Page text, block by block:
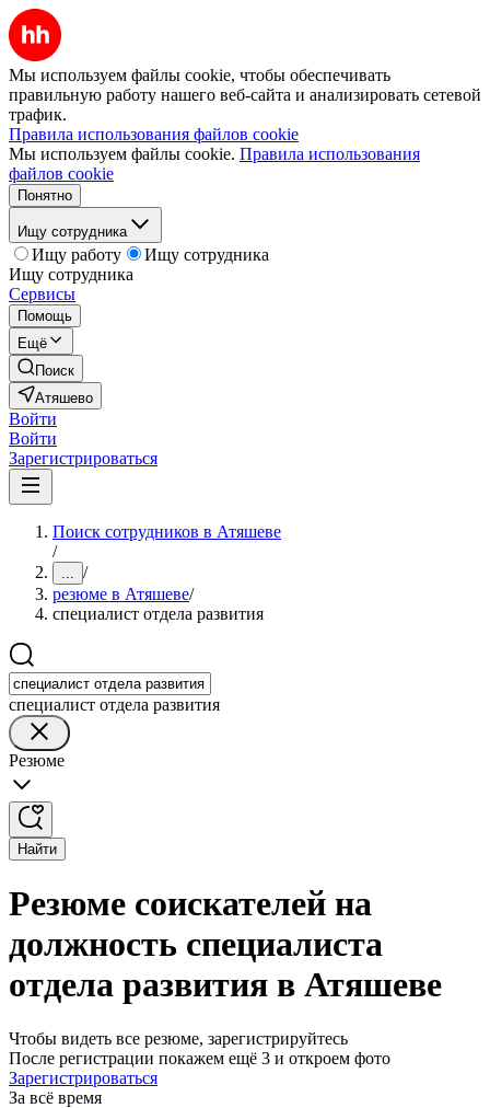
Мы используем файлы cookie, чтобы обеспечивать
правильную работу нашего веб-сайта и анализировать сетевой
трафик.
Правила использования файлов cookie
Мы используем файлы cookie. Правила использования
файлов cookie
Понятно
Ищу сотрудника
Ищу работу
Ищу сотрудника
Ищу сотрудника
Сервисы
Помощь
Ещё
Поиск
Атяшево
Войти
Войти
Зарегистрироваться
Поиск сотрудников в Атяшеве
/
... /
резюме в Атяшеве/
специалист отдела развития
специалист отдела развития
Резюме
Найти
Резюме соискателей на
должность специалиста
отдела развития в Атяшеве
Чтобы видеть все резюме, зарегистрируйтесь
После регистрации покажем ещё 3 и откроем фото
Зарегистрироваться
За всё время